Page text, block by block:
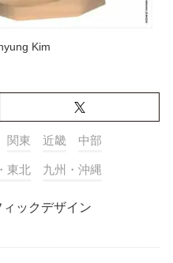
Kim
関東 近畿 中部
東北 九州・沖縄
ィックデザイン